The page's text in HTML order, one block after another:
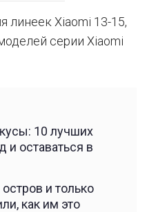
линеек Xiaomi 13-15,
серии Xiaomi
10 лучших
и оставаться в
и только
как им это